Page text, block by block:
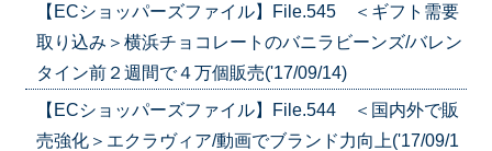
【ECショッパーズファイル】File.545 ＜ギフト需要
取り込み＞横浜チョコレートのバニラビーンズ/バレン
タイン前２週間で４万個販売('17/09/14)
【ECショッパーズファイル】File.544 ＜国内外で販
売強化＞エクラヴィア/動画でブランド力向上('17/09/1